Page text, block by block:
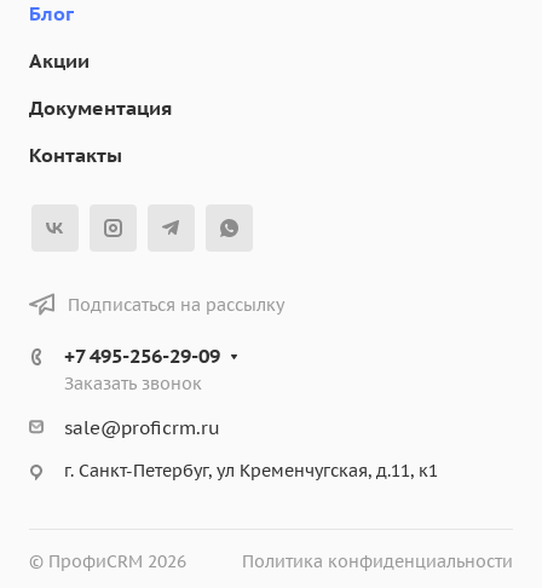
Блог
Акции
Документация
Контакты
Подписаться на рассылку
+7 495-256-29-09
Заказать звонок
sale@proficrm.ru
г. Санкт-Петербуг, ул Кременчугская, д.11, к1
© ПрофиCRM 2026 Политика конфиденциальности